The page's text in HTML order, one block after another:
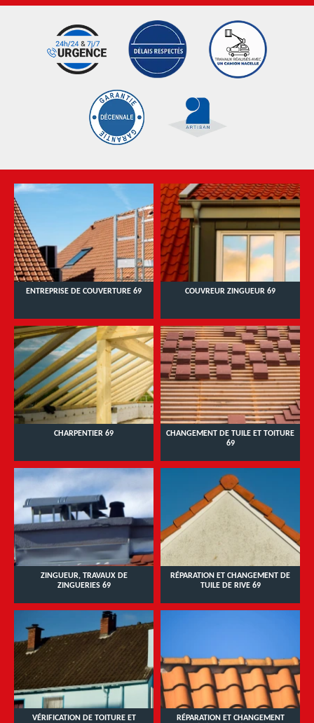
ENTREPRISE DE COUVERTURE 69 COUVREUR ZINGUEUR 69
CHARPENTIER 69
CHANGEMENT DE TUILE ET TOITURE
69
ZINGUEUR, TRAVAUX DE
ZINGUERIES 69
RÉPARATION ET CHANGEMENT DE
TUILE DE RIVE 69
VÉRIFICATION DE TOITURE ET
RÉPARATION ET CHANGEMENT